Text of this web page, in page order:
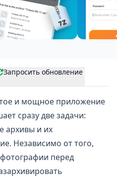
Запросить обновление
и мощное приложение
сразу две задачи:
архивы и их
Независимо от того,
перед